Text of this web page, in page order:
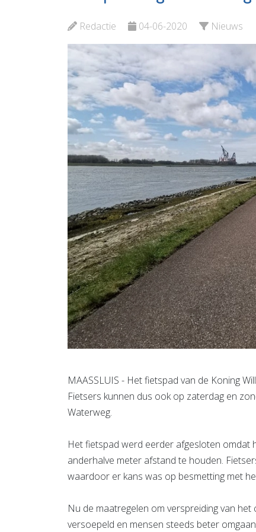
Redactie 04-06-2020 Nieuws
MAASSLUIS - Het fietspad van de Koning
Fietsers kunnen dus ook op zaterdag en
Waterweg.
Het fietspad werd eerder afgesloten omdat
anderhalve meter afstand te houden.
waardoor er kans was op besmetting met
Nu de maatregelen om verspreiding van
versoepeld en mensen steeds beter
Bekijk de pagina